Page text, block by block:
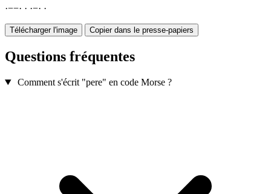
·−−· · ·−· ·
Télécharger l'image Copier dans le presse-papiers
Questions fréquentes
Comment s'écrit "pere" en code Morse ?